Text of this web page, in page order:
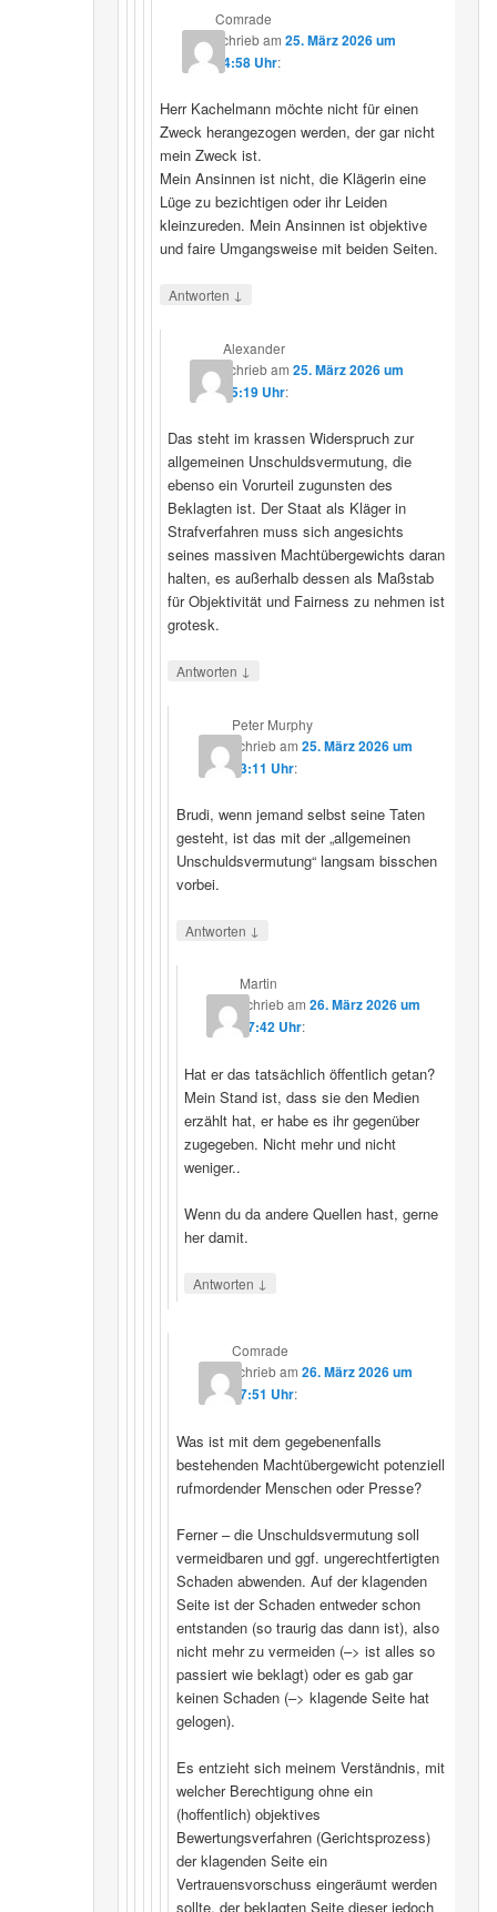
Comrade
schriebam 25. März 2026 um
14:58 Uhr:
Herr Kachelmann möchte nicht für einen
Zweck herangezogen werden, der gar nicht
mein Zweck ist.
Mein Ansinnen ist nicht, die Klägerin eine
Lüge zu bezichtigen oder ihr Leiden
kleinzureden. Mein Ansinnen ist objektive
und faire Umgangsweise mit beiden Seiten.
Antworten ↓
Alexander
schriebam25. März 2026 um
15:19 Uhr:
Das steht im krassen Widerspruch zur
allgemeinen Unschuldsvermutung, die
ebenso ein Vorurteil zugunsten des
Beklagten ist. Der Staat als Kläger in
Strafverfahren muss sich angesichts
seines massiven Machtübergewichts daran
halten, es außerhalb dessen als Maßstab
für Objektivität und Fairness zu nehmen ist
grotesk.
Antworten ↓
Peter Murphy
schriebam 25. März 2026 um
23:11 Uhr:
Brudi, wenn jemand selbst seine Taten
gesteht, ist das mit der „allgemeinen
Unschuldsvermutung“ langsam bisschen
vorbei.
Antworten ↓
Martin
schriebam26. März 2026 um
07:42 Uhr:
Hat er das tatsächlich öffentlich getan?
Mein Stand ist, dass sie den Medien
erzählt hat, er habe es ihr gegenüber
zugegeben. Nicht mehr und nicht
weniger..
Wenn du da andere Quellen hast, gerne
her damit.
Antworten ↓
Comrade
schriebam 26. März 2026 um
17:51 Uhr:
Was ist mit dem gegebenenfalls
bestehenden Machtübergewicht potenziell
rufmordender Menschen oder Presse?
Ferner – die Unschuldsvermutung soll
vermeidbaren und ggf. ungerechtfertigten
Schaden abwenden. Auf der klagenden
Seite ist der Schaden entweder schon
entstanden (so traurig das dann ist), also
nicht mehr zu vermeiden (–> ist alles so
passiert wie beklagt) oder es gab gar
keinen Schaden (–> klagende Seite hat
gelogen).
Es entzieht sich meinem Verständnis, mit
welcher Berechtigung ohne ein
(hoffentlich) objektives
Bewertungsverfahren (Gerichtsprozess)
der klagenden Seite ein
Vertrauensvorschuss eingeräumt werden
sollte, der beklagten Seite dieser jedoch